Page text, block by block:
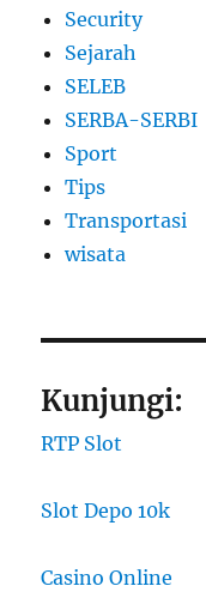
Security
Sejarah
SELEB
SERBA-SERBI
Sport
Tips
Transportasi
wisata
Kunjungi:
RTP Slot
Slot Depo 10k
Casino Online